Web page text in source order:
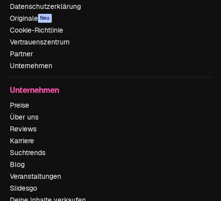
Datenschutzerklärung
Originale Neu
Cookie-Richtlinie
Vertrauenszentrum
Partner
Unternehmen
Unternehmen
Preise
Über uns
Reviews
Karriere
Suchtrends
Blog
Veranstaltungen
Slidesgo